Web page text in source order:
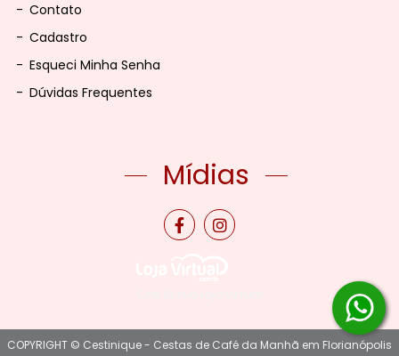
- Contato
- Cadastro
- Esqueci Minha Senha
- Dúvidas Frequentes
Mídias
COPYRIGHT © Cestinique - Cestas de Café da Manhã em Florianópolis